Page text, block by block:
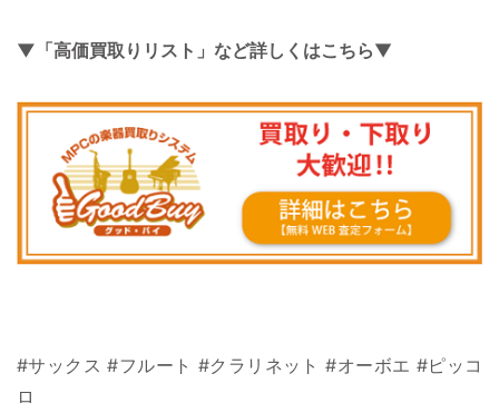
▼「高価買取りリスト」など詳しくはこちら▼
#サックス #フルート #クラリネット #オーボエ #ピッコ
ロ